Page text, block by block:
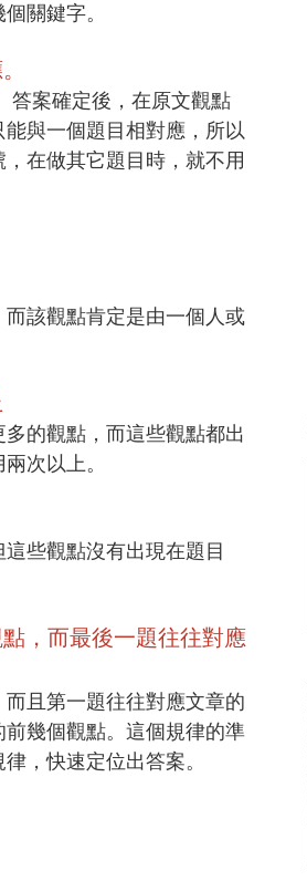
關鍵字。
答案確定後，在原⽂觀點
與一個題⽬相對應，所以
在做其它題⽬時，就不⽤
該觀點肯定是由⼀個⼈或
的觀點，⽽這些觀點都出
次以上。
些觀點沒有出現在題目
，而最後一題往往對應
且第⼀題往往對應⽂章的
幾個觀點。這個規律的準
，快速定位出答案。